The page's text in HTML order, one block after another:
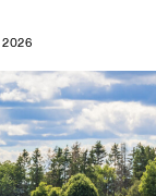
2026